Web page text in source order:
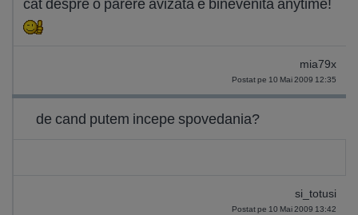
mia79x
Postat pe 10 Mai 2009 12:35
de cand putem incepe spovedania?
si_totusi
Postat pe 10 Mai 2009 13:42